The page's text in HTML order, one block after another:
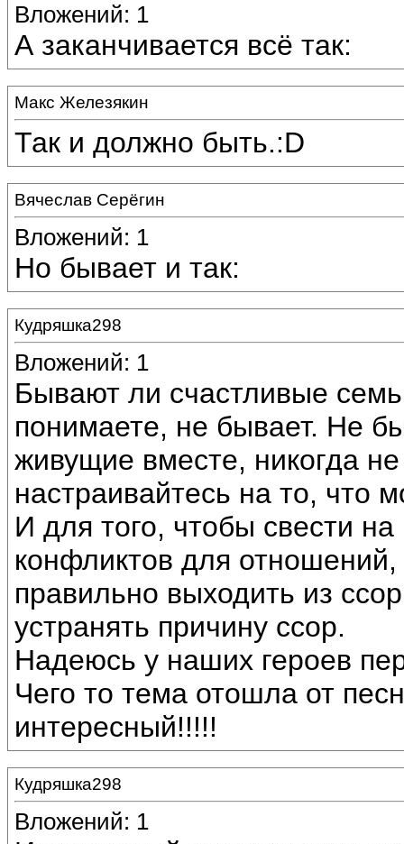
Вложений: 1
А заканчивается всё так:
Макс Железякин
Так и должно быть.:D
Вячеслав Серёгин
Вложений: 1
Но бывает и так:
Кудряшка298
Вложений: 1
Бывают ли счастливые
понимаете, не бывает. Не
живущие вместе, никогда
настраивайтесь на то, что
И для того, чтобы свести
конфликтов для
правильно выходить из
устранять причину ссор.
Надеюсь у наших героев
Чего то тема отошла от
интересный!!!!!
Кудряшка298
Вложений: 1